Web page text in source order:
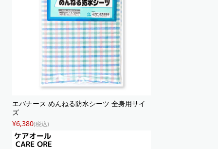
エバナース めんねる防水シーツ 全身用サイ
ズ
¥6,380(税込)